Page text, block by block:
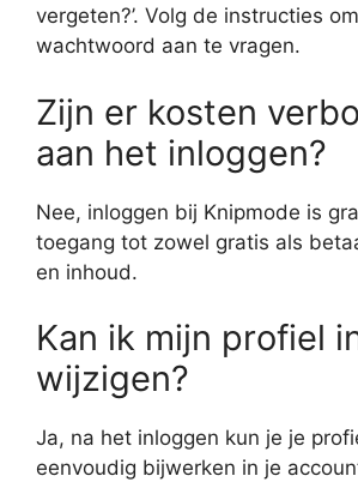
vergeten?’. Volg de instructies
wachtwoord aan te vragen.
Zijn er kosten
aan het inloggen?
Nee, inloggen bij Knipmode is
toegang tot zowel gratis als
en inhoud.
Kan ik mijn profiel
wijzigen?
Ja, na het inloggen kun je je
eenvoudig bijwerken in je